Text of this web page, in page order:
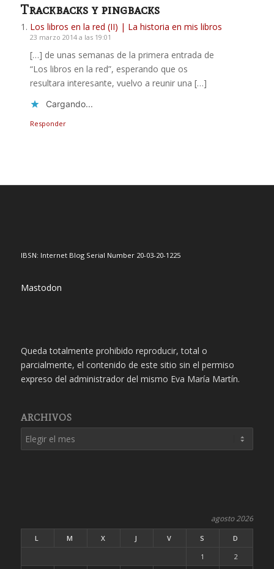
Trackbacks y pingbacks
Los libros en la red (II) | La historia en mis libros
23 marzo 2014 a las 19:01
[…] de unas semanas de la primera entrada de
“Los libros en la red”, esperando que os
resultara interesante, vuelvo a reunir una […]
Cargando...
Responder
IBSN: Internet Blog Serial Number 20-03-20-1225
Mastodon
Queda totalmente prohibido reproducir, total o
parcialmente, el contenido de este sitio sin el permiso
expreso del administrador del mismo Eva María Martín.
ARCHIVOS
agosto 2026
L M X J V S
D
1
2